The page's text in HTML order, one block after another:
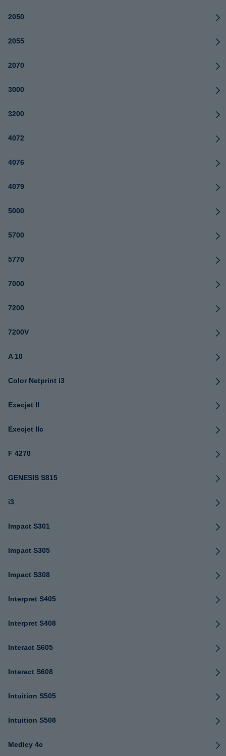
2050
2055
2070
3000
3200
4072
4076
4079
5000
5700
5770
7000
7200
7200V
A 10
Color Netprint i3
Execjet II
Execjet IIc
F 4270
GENESIS S815
i3
Impact S301
Impact S305
Impact S308
Interpret S405
Interpret S408
Interact S605
Interact S608
Intuition S505
Intuition S508
Medley 4c